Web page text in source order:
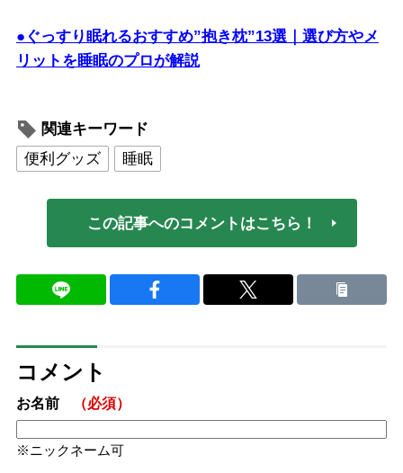
●ぐっすり眠れるおすすめ”抱き枕”13選｜選び方やメ
リットを睡眠のプロが解説
関連キーワード
便利グッズ
睡眠
この記事へのコメントはこちら！
コメント
お名前 （必須）
ニックネーム可